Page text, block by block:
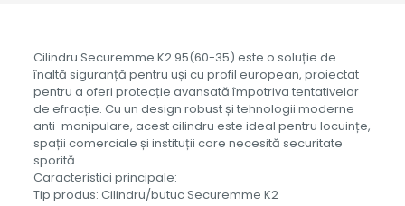
Cilindru Securemme K2 95(60-35) este o soluție de
înaltă siguranță pentru uși cu profil european, proiectat
pentru a oferi protecție avansată împotriva tentativelor
de efracție. Cu un design robust și tehnologii moderne
anti-manipulare, acest cilindru este ideal pentru locuințe,
spații comerciale și instituții care necesită securitate
sporită.
Caracteristici principale:
Tip produs: Cilindru/butuc Securemme K2